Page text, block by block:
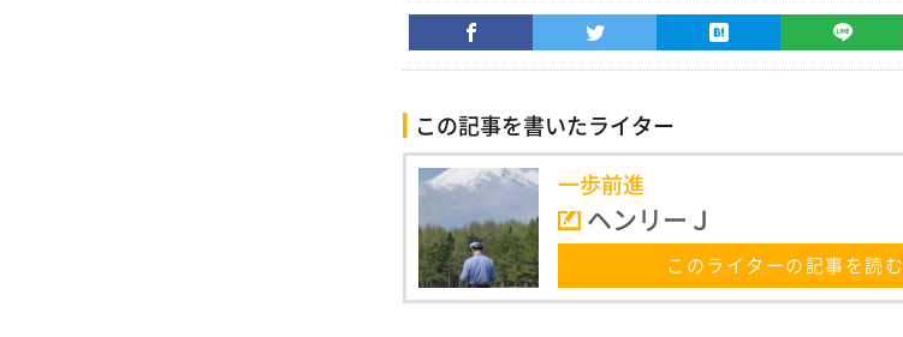
この記事を書いたライター
一歩前進
ヘンリーＪ
このライターの記事を読む